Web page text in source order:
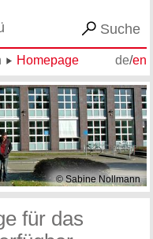
Suche
de/en
Homepage
© Sabine Nollmann
für das